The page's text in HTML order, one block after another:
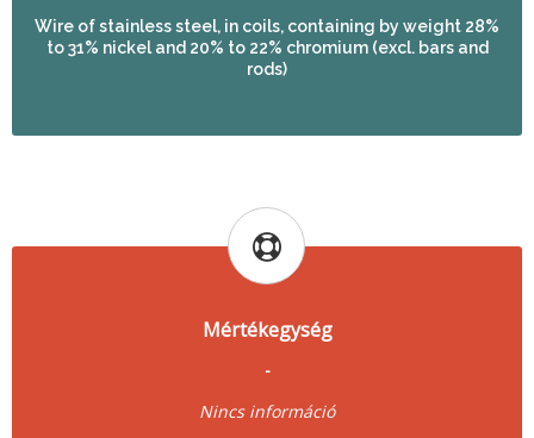
Wire of stainless steel, in coils, containing by weight 28%
to 31% nickel and 20% to 22% chromium (excl. bars and
rods)
Mértékegység
-
Nincs információ